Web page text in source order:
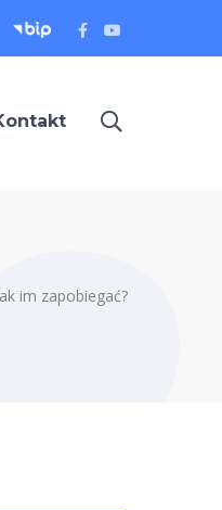
Facebook
ProfileProfile
im zapobiegać?